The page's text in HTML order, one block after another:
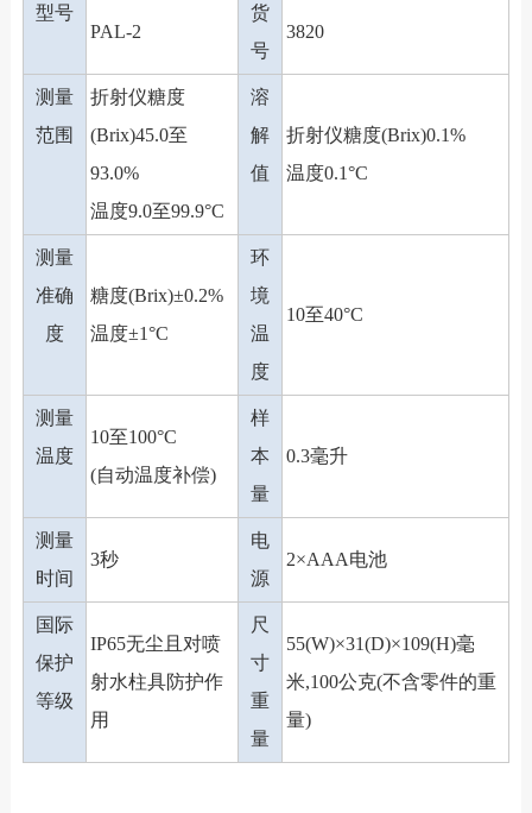
型号
PAL-2
货
号
3820
测量
范围
折射仪糖度
(Brix)45.0至
93.0%
温度9.0至99.9°C
溶
解
值
折射仪糖度(Brix)0.1%
温度0.1°C
测量
准确
度
糖度(Brix)±0.2%
温度±1°C
环
境
温
度
10至40°C
测量
温度
10至100°C
(自动温度补偿)
样
本
量
0.3毫升
测量
时间
3秒
电
源
2×AAA电池
国际
保护
等级
IP65无尘且对喷
射水柱具防护作
用
尺
寸
重
量
55(W)×31(D)×109(H)毫
米,100公克(不含零件的重
量)